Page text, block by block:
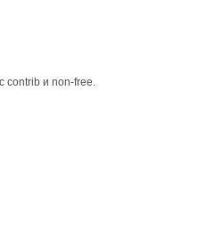
contrib и non-free.